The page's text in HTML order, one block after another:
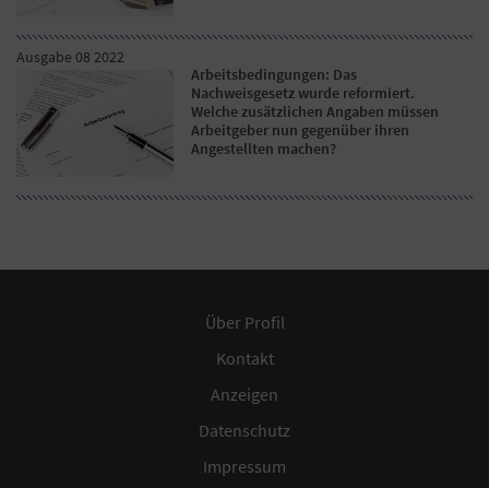
Ausgabe 08 2022
Arbeitsbedingungen: Das
Nachweisgesetz wurde reformiert.
Welche zusätzlichen Angaben müssen
Arbeitgeber nun gegenüber ihren
Angestellten machen?
Über Profil
Kontakt
Anzeigen
Datenschutz
Impressum